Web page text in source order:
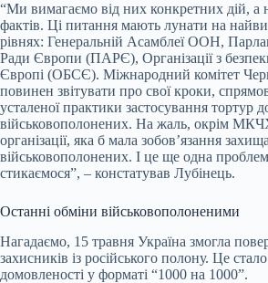
“Ми вимагаємо від них конкретних дій, а
фактів. Ці питання мають лунати на
рівнях: Генеральній Асамблеї ООН,
Ради Європи (ПАРЄ), Організації з
Європі (ОБСЄ). Міжнародний комітет
повинен звітувати про свої кроки,
усталеної практики застосування тортур
військовополонених. На жаль, окрім
організації, яка б мала зобов’язання
військовополонених. І це ще одна
стикаємося”, – констатував Лубінець.
Останні обміни військовополоненими
Нагадаємо, 15 травня Україна змогла
захисників із російського полону. Це
домовленості у форматі “1000 на 1000”.